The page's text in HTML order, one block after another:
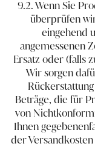
9.2. Wenn Sie
überprüfen
eingehend
angemessenen
Ersatz oder (falls
Wir sorgen
Beträge, die für
von
Ihnen
der